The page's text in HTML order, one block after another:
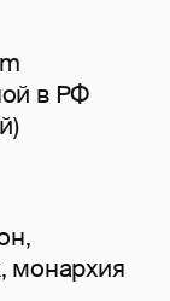
в РФ
,
, монархия